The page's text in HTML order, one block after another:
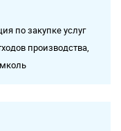
по закупке услуг
производства,